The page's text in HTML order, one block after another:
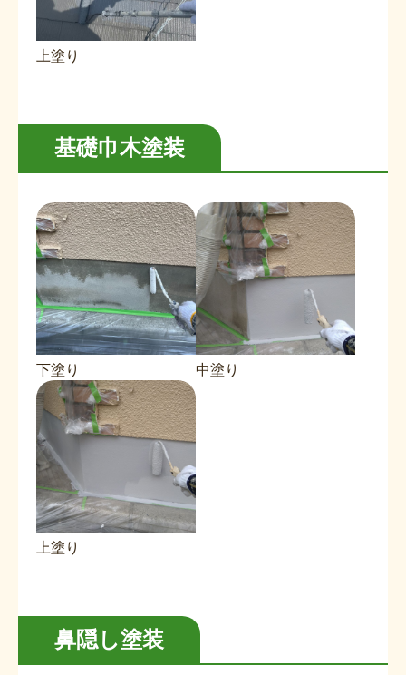
上塗り
基礎巾木塗装
下塗り 中塗り
上塗り
鼻隠し塗装